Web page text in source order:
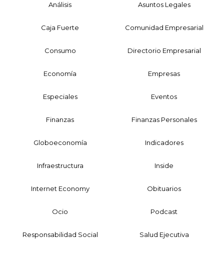
Análisis Asuntos Legales
Caja Fuerte Comunidad Empresarial
Consumo Directorio Empresarial
Economía Empresas
Especiales Eventos
Finanzas Finanzas Personales
Globoeconomía Indicadores
Infraestructura Inside
Internet Economy Obituarios
Ocio Podcast
Responsabilidad Social Salud Ejecutiva